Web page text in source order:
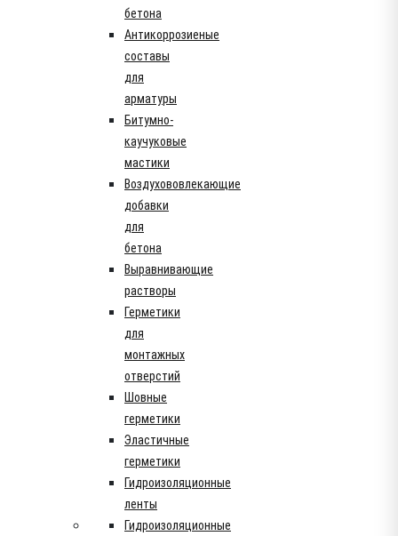
бетона
Антикоррозиеные
составы
для
арматуры
Битумно-
каучуковые
мастики
Воздухововлекающие
добавки
для
бетона
Выравнивающие
растворы
Герметики
для
монтажных
отверстий
Шовные
герметики
Эластичные
герметики
Гидроизоляционные
ленты
Гидроизоляционные